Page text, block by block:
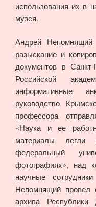
использования их в
музея.
Андрей Непомнящий
разыскание и
документов в
Российской
информативные
руководство
профессора
«Наука и ее
материалы легли
федеральный
фотографиях», над
научные
Непомнящий провел
архива